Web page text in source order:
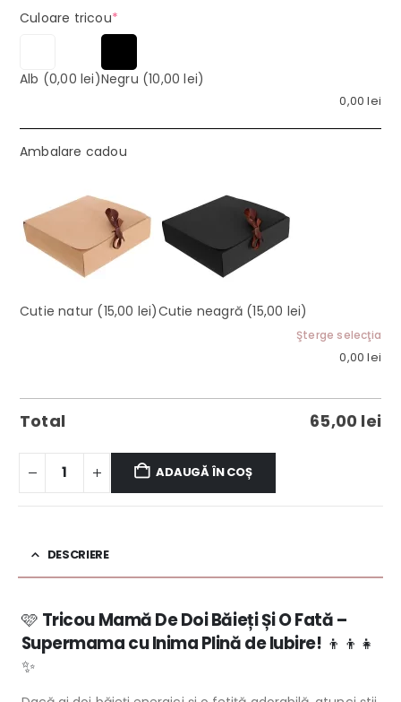
Culoare tricou*(required)
Alb (0,00 lei)Negru (10,00 lei)
0,00lei
Ambalare cadou
Cutie natur (15,00 lei)Cutie neagră (15,00 lei)
Şterge selecţia
0,00lei
Total 65,00 lei
ADAUGĂ ÎN COȘ
DESCRIERE
🩷 Tricou Mamă De Doi Băieți Și O Fată –
Supermama cu Inima Plină de Iubire! 👦👦👧
✨